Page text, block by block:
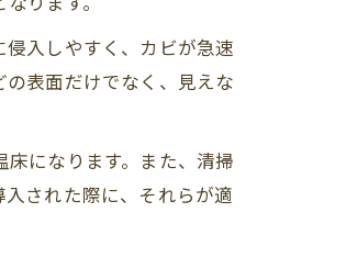
入しやすく、カビが急速
表面だけでなく、見えな
になります。また、清掃
された際に、それらが適